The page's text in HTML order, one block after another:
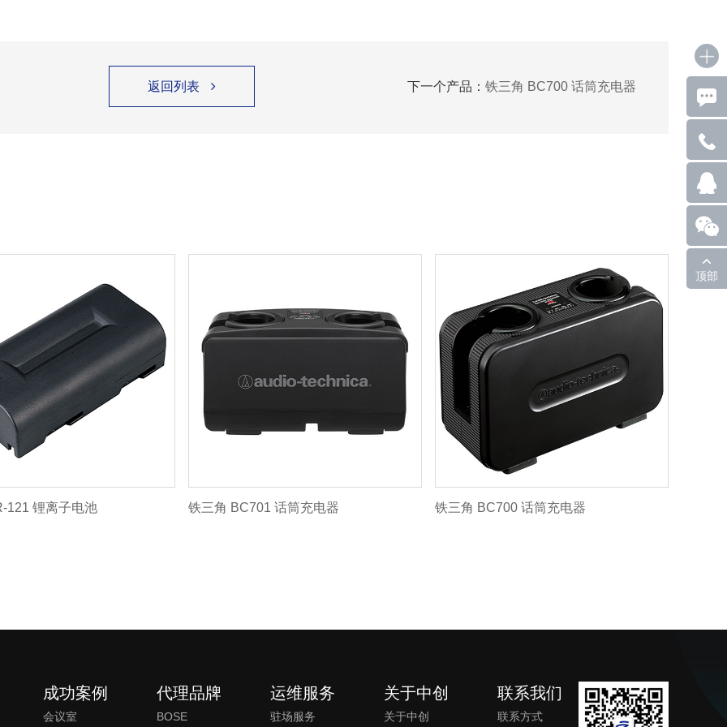
顶部
返回列表  下一个产品： 铁三角 BC700 话筒充电器
121 锂离子电池 铁三角 BC701 话筒充电器 铁三角 BC700 话筒充电器
成功案例
会议室
代理品牌
BOSE
运维服务
驻场服务
关于中创
关于中创
联系我们
联系方式